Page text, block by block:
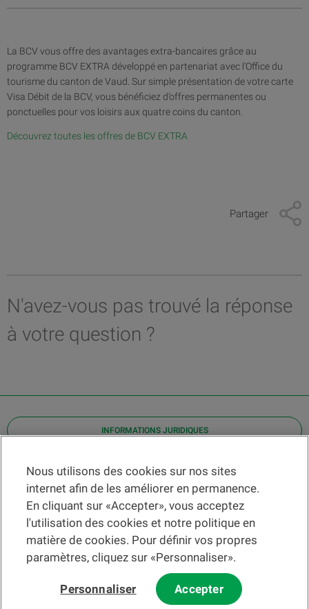
La BCV vous offre des avantages extra-bancaires grâce au
programme BCV EXTRA développé en partenariat avec l’Office du
tourisme du canton de Vaud. Sur simple présentation de votre carte
Visa Débit de la BCV, vous bénéficiez d’offres permanentes ou
ponctuelles pour vos loisirs aux quatre coins du canton.
Découvrez toutes les offres de BCV EXTRA
Partager
N'avez-vous pas trouvé la réponse
à votre question ?
INFORMATIONS JURIDIQUES
Contact
Localiser une agence
Aide
Actualités
Taux de change
Nous utilisons des cookies sur nos sites
internet afin de les améliorer en permanence.
En cliquant sur «Accepter», vous acceptez
l'utilisation des cookies et notre politique en
matière de cookies. Pour définir vos propres
paramètres, cliquez sur «Personnaliser».
Personnaliser Accepter